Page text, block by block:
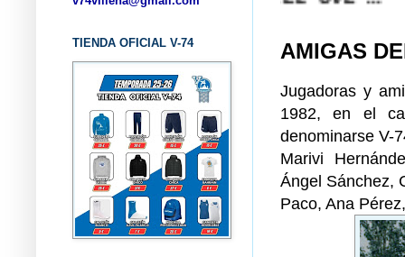
AMIGAS
Jugadoras y
1982, en el
denominarse V-
Marivi
Ángel Sánchez,
Paco, Ana
TIENDA OFICIAL V-74